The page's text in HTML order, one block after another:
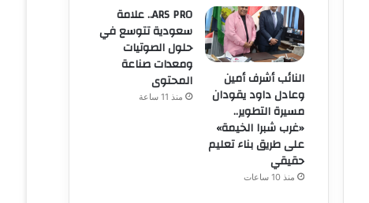
النائب أشرف أمين
وعادل داود يقودان
مسيرة التطوير..
«غرب شبرا الخيمة»
على طريق بناء تعليم
حقيقي
منذ 10 ساعات
ARS PRO.. علامة
سعودية تتوسع في
حلول الصوتيات
ومعدات صناعة
المحتوى
منذ 11 ساعة